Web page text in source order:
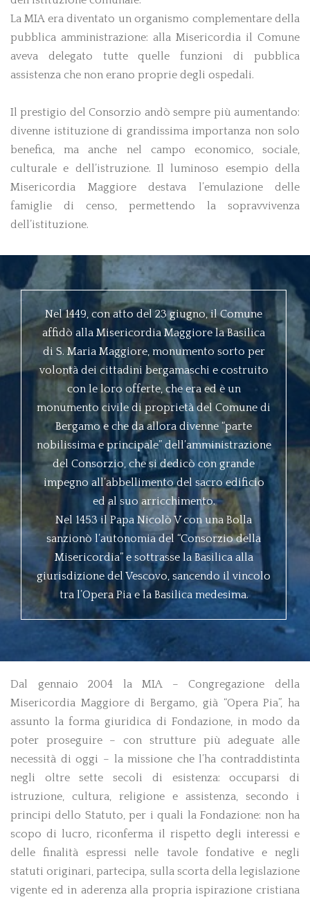
quelle funzioni di pubblica assistenza che
1449
Comune affidò alla
Misericordia Maggiore la
Maggiore, monumento sorto per volontà dei
cittadini bergamaschi e costruito con le loro
offerte, che era ed è un monumento civile di
proprietà del Comune di Bergamo e che da
allora divenne “parte nobilissima e
impegno all’abbellimento del sacro edificio
ed al suo arricchimento.
1453
Il Papa Nicolò V con una
Bolla sanzionò
l’autonomia del
“Consorzio della
Misericordia” e sottrasse la Basilica alla
giurisdizione del Vescovo, sancendo il
vincolo tra l’Opera Pia e la Basilica medesima.
1500
Le funzioni solenni alle
quali partecipavano le
autorità erano anche
cerimonie della vita
pubblica. La Basilica era anche luogo di
rappresentanza; le più importanti e
drammatiche convocazioni dei capi famiglia
durante le guerre del primo Cinquecento si
tennero proprio sotto le volte della chiesa.
Ma nei secoli medievali nella chiesa si
custodivano anche i beni cittadini, si
notarili. Misericordia Maggiore e Basilica di
Santa Maria Maggiore divennero di fatto una
sola cosa: e il nome ufficiale fu appunto
fabbrica di S. Maria Maggiore. Dopo questa
unione si moltiplicarono le donazioni e i
lasciti testamentari in cambio di distribuzione
di pani ai poveri, di mantenimento allo studio
di studenti bisognosi ma anche di messe di
suffragio da celebrarsi quotidianamente dai
numerosissimi preti al servizio del Consorzio.
1506
La MIA era diventato un organismo complementare della
pubblica amministrazione: alla Misericordia il Comune
aveva delegato tutte quelle funzioni di pubblica
assistenza che non erano proprie degli ospedali.
Il prestigio del Consorzio andò sempre più aumentando:
divenne istituzione di grandissima importanza non solo
benefica, ma anche nel campo economico, sociale,
culturale e dell’istruzione. Il luminoso esempio della
Misericordia Maggiore destava l’emulazione delle
famiglie di censo, permettendo la sopravvivenza
dell’istituzione.
Nel 1449, con atto del 23 giugno, il Comune
affidò alla Misericordia Maggiore la Basilica
di S. Maria Maggiore, monumento sorto per
volontà dei cittadini bergamaschi e costruito
con le loro offerte, che era ed è un
monumento civile di proprietà del Comune di
Bergamo e che da allora divenne “parte
nobilissima e principale” dell’amministrazione
del Consorzio, che si dedicò con grande
impegno all’abbellimento del sacro edificio
ed al suo arricchimento.
Nel 1453 il Papa Nicolò V con una Bolla
sanzionò l’autonomia del “Consorzio della
Misericordia” e sottrasse la Basilica alla
giurisdizione del Vescovo, sancendo il vincolo
tra l’Opera Pia e la Basilica medesima.
Dal gennaio 2004 la MIA – Congregazione della
Misericordia Maggiore di Bergamo, già “Opera Pia”, ha
assunto la forma giuridica di Fondazione, in modo da
poter proseguire – con strutture più adeguate alle
necessità di oggi – la missione che l’ha contraddistinta
negli oltre sette secoli di esistenza: occuparsi di
istruzione, cultura, religione e assistenza, secondo i
principi dello Statuto, per i quali la Fondazione: non ha
scopo di lucro, riconferma il rispetto degli interessi e
delle finalità espressi nelle tavole fondative e negli
statuti originari, partecipa, sulla scorta della legislazione
vigente ed in aderenza alla propria ispirazione cristiana